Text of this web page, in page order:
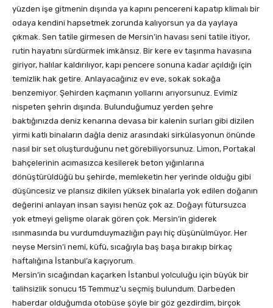
yüzden işe gitmenin dışında ya kapını pencereni kapatıp klimalı bir
odaya kendini hapsetmek zorunda kalıyorsun ya da yaylaya
çıkmak. Sen tatile girmesen de Mersin’in havası seni tatile itiyor,
rutin hayatını sürdürmek imkânsız. Bir kere ev taşınma havasına
giriyor, halılar kaldırılıyor, kapı pencere sonuna kadar açıldığı için
temizlik hak getire. Anlayacağınız ev eve, sokak sokağa
benzemiyor. Şehirden kaçmanın yollarını arıyorsunuz. Evimiz
nispeten şehrin dışında. Bulunduğumuz yerden şehre
baktığınızda deniz kenarına devasa bir kalenin surları gibi dizilen
yirmi katlı binaların dağla deniz arasındaki sirkülasyonun önünde
nasıl bir set oluşturduğunu net görebiliyorsunuz. Limon, Portakal
bahçelerinin acımasızca kesilerek beton yığınlarına
dönüştürüldüğü bu şehirde, memleketin her yerinde olduğu gibi
düşüncesiz ve plansız dikilen yüksek binalarla yok edilen doğanın
değerini anlayan insan sayısı henüz çok az. Doğayı fütursuzca
yok etmeyi gelişme olarak gören çok. Mersin’in giderek
ısınmasında bu vurdumduymazlığın payı hiç düşünülmüyor. Her
neyse Mersin’i nemi, küfü, sıcağıyla baş başa bırakıp birkaç
haftalığına İstanbul’a kaçıyorum.
Mersin’in sıcağından kaçarken İstanbul yolculuğu için büyük bir
talihsizlik sonucu 15 Temmuz’u seçmiş bulundum. Darbeden
haberdar olduğumda otobüse şöyle bir göz gezdirdim, birçok